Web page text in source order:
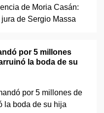
por 5 millones
la boda de su